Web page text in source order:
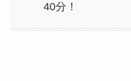
40分！